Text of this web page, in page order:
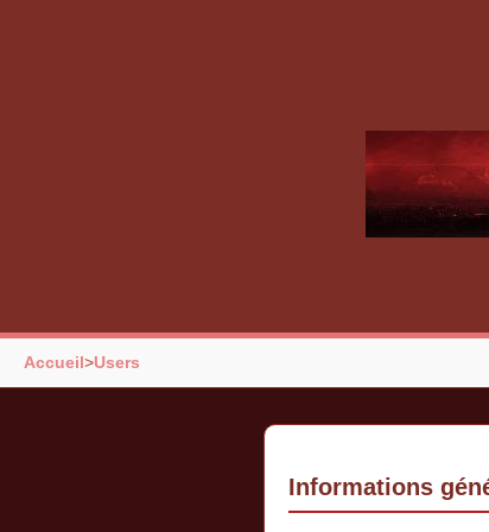
Accueil>Users
Informations